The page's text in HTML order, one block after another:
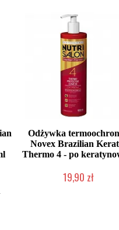
Odżywka
Novex Brazilian
Thermo 4 - po
19,90 zł